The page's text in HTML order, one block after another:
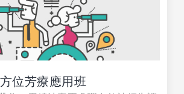
位芳療應用班